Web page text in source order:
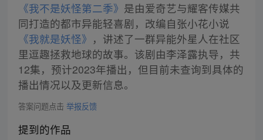
《我不是妖怪第二季》 是由爱奇艺与耀客传媒共
同打造的都市异能轻喜剧，改编自张小花小说
《我就是妖怪》 ，讲述了一群异能外星人在社区
里逗趣拯救地球的故事。该剧由李泽露执导，共
12集，预计2023年播出，但目前未查询到具体的
播出情况以及更新信息。
答案问题点击 举报反馈
提到的作品